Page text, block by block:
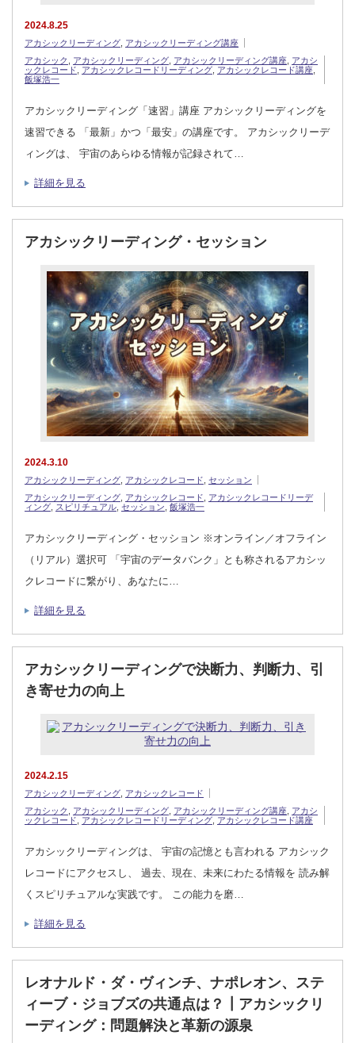
2024.8.25
アカシックリーディング アカシックリーディング講座
アカシック
アカシックリーディング アカシックリーディング講座 アカシ
ックレコード
アカシックレコードリーディング アカシックレコード講座
飯塚浩一
アカシックリーディング「速習」講座 アカシックリーディングを
速習できる 「最新」かつ「最安」の講座です。 アカシックリーデ
ィングは、 宇宙のあらゆる情報が記録されて…
詳細を見る
アカシックリーディング・セッション
2024.3.10
アカシックリーディング アカシックレコード セッション
アカシックリーディング アカシックレコード
アカシックレコードリーデ
ィング スピリチュアル セッション 飯塚浩一
アカシックリーディング・セッション ※オンライン／オフライン
（リアル）選択可 「宇宙のデータバンク」とも称されるアカシッ
クレコードに繋がり、あなたに…
詳細を見る
アカシックリーディングで決断力、判断力、引
き寄せ力の向上
2024.2.15
アカシックリーディング アカシックレコード
アカシック
アカシックリーディング アカシックリーディング講座 アカシ
ックレコード
アカシックレコードリーディング アカシックレコード講座
アカシックリーディングは、 宇宙の記憶とも言われる アカシック
レコードにアクセスし、 過去、現在、未来にわたる情報を 読み解
くスピリチュアルな実践です。 この能力を磨…
詳細を見る
レオナルド・ダ・ヴィンチ、ナポレオン、ステ
ィーブ・ジョブズの共通点は？┃アカシックリ
ーディング：問題解決と革新の源泉